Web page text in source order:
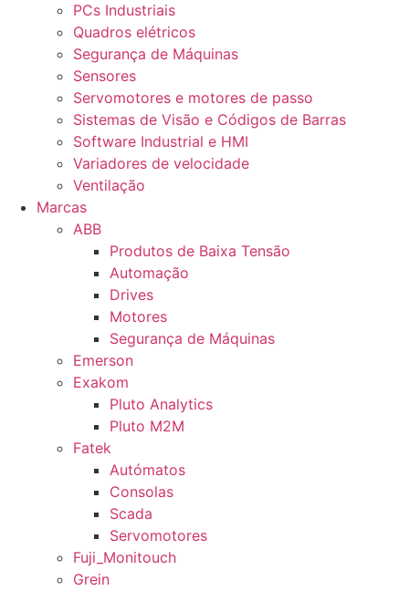
PCs Industriais
Quadros elétricos
Segurança de Máquinas
Sensores
Servomotores e motores de passo
Sistemas de Visão e Códigos de Barras
Software Industrial e HMI
Variadores de velocidade
Ventilação
Marcas
ABB
Produtos de Baixa Tensão
Automação
Drives
Motores
Segurança de Máquinas
Emerson
Exakom
Pluto Analytics
Pluto M2M
Fatek
Autómatos
Consolas
Scada
Servomotores
Fuji_Monitouch
Grein